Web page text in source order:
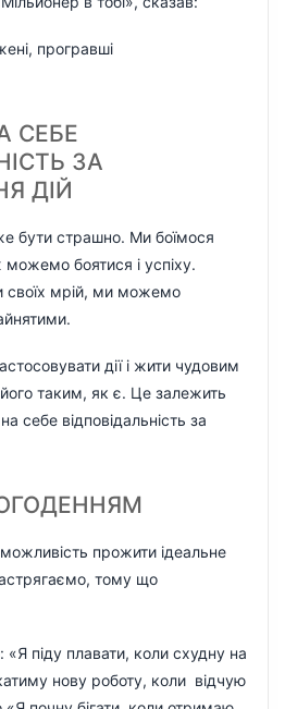
програвші
СЕБЕ
ЗА
ДІЙ
бути страшно. Ми боїмося
боятися і успіху.
своїх мрій, ми можемо
дії і жити чудовим
таким, як є. Це залежить
себе відповідальність за
прожити ідеальне
тому що
піду плавати, коли схудну на
нову роботу, коли відчую